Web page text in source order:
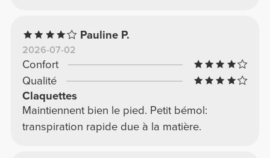
Pauline P.
2026-07-02
Confort
Qualité
Claquettes
Maintiennent bien le pied. Petit bémol:
transpiration rapide due à la matière.